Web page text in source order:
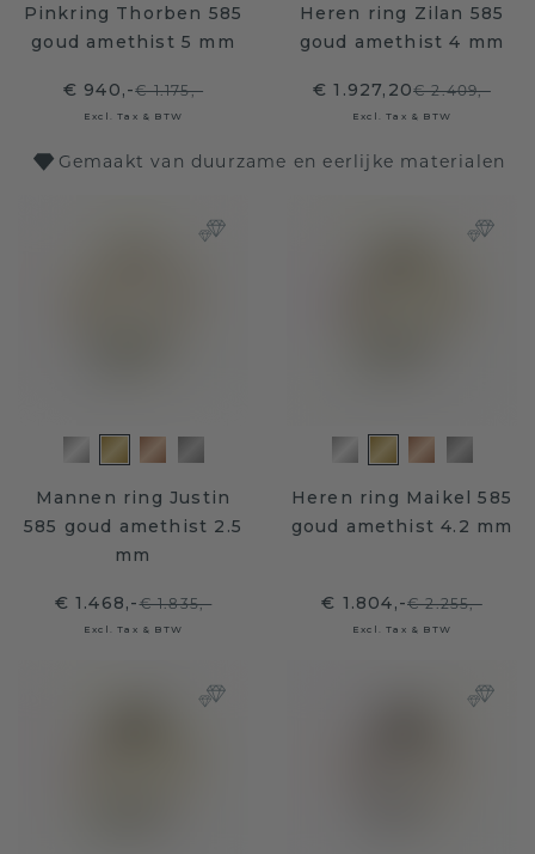
Pinkring Thorben 585
goud amethist 5 mm
€ 940,-€ 1.175,-
Excl. Tax & BTW
Heren ring Zilan 585
goud amethist 4 mm
€ 1.927,20€ 2.409,-
Excl. Tax & BTW
Gemaakt van duurzame en eerlijke materialen
Mannen ring Justin
585 goud amethist 2.5
mm
€ 1.468,-€ 1.835,-
Excl. Tax & BTW
Heren ring Maikel 585
goud amethist 4.2 mm
€ 1.804,-€ 2.255,-
Excl. Tax & BTW